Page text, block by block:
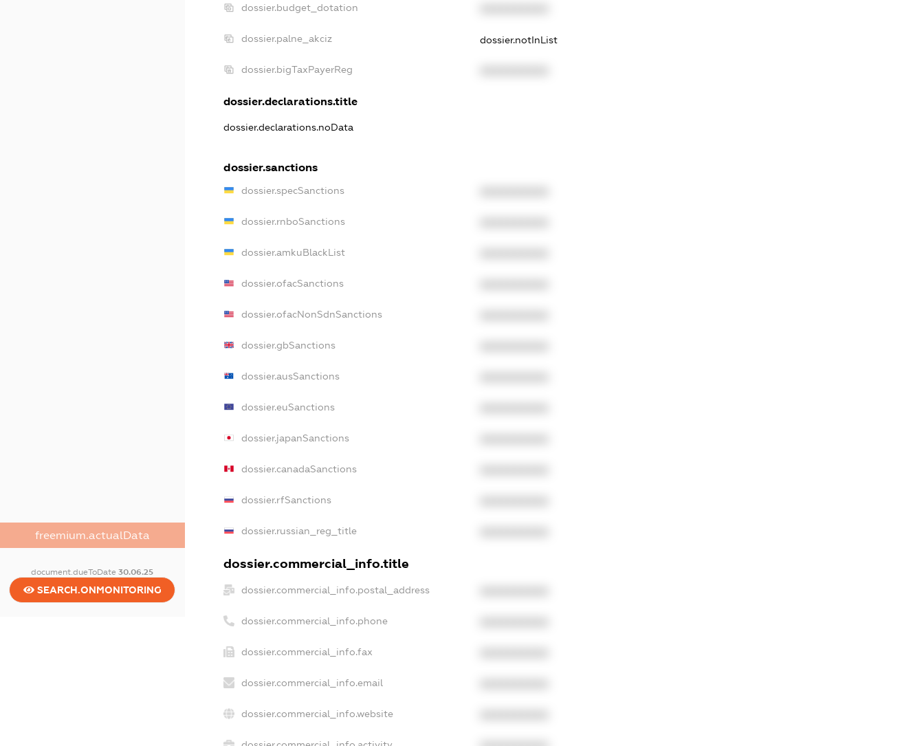
freemium.actualData
document.dueToDate30.06.25
SEARCH.ONMONITORING
dossier.budget_dotation
dossier.palne_akciz dossier.notInList
dossier.bigTaxPayerReg
dossier.declarations.title
dossier.declarations.noData
dossier.sanctions
dossier.specSanctions
dossier.rnboSanctions
dossier.amkuBlackList
dossier.ofacSanctions
dossier.ofacNonSdnSanctions
dossier.gbSanctions
dossier.ausSanctions
dossier.euSanctions
dossier.japanSanctions
dossier.canadaSanctions
dossier.rfSanctions
dossier.russian_reg_title
dossier.commercial_info.title
dossier.commercial_info.postal_address
dossier.commercial_info.phone
dossier.commercial_info.fax
dossier.commercial_info.email
dossier.commercial_info.website